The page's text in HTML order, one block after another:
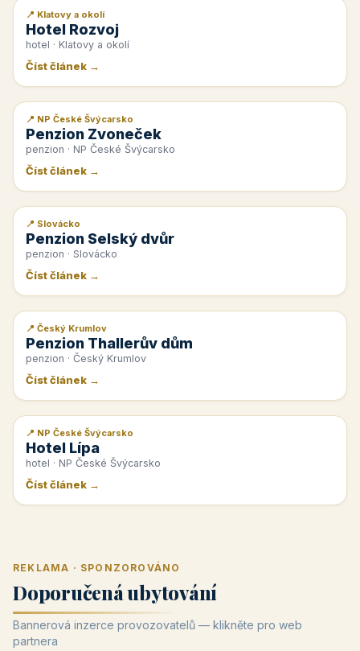
📰 PR článek
📍 Klatovy a okolí
Hotel Rozvoj
hotel · Klatovy a okolí
Číst článek →
📰 PR článek
📍 NP České Švýcarsko
Penzion Zvoneček
penzion · NP České Švýcarsko
Číst článek →
📰 PR článek
📍 Slovácko
Penzion Selský dvůr
penzion · Slovácko
Číst článek →
📰 PR článek
📍 Český Krumlov
Penzion Thallerův dům
penzion · Český Krumlov
Číst článek →
📰 PR článek
📍 NP České Švýcarsko
Hotel Lípa
hotel · NP České Švýcarsko
Číst článek →
REKLAMA · SPONZOROVÁNO
Doporučená ubytování
Bannerová inzerce provozovatelů — klikněte pro web
partnera